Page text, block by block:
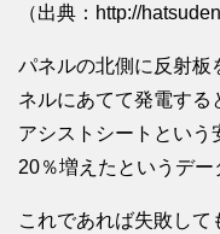
（出典：http://
パネルの北側に反射板
ネルにあてて発電する
アシストシートという
20％増えたというデー
これであれば失敗し